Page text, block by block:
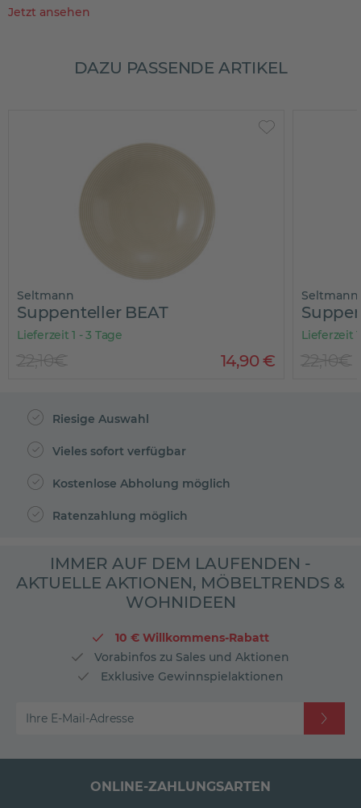
Jetzt ansehen
DAZU PASSENDE ARTIKEL
Seltmann
Suppenteller BEAT
Lieferzeit 1 - 3 Tage
14,90€
22,10€
Seltmann
Lieferzeit
22,10€
Riesige Auswahl
Vieles sofort verfügbar
Kostenlose Abholung möglich
Ratenzahlung möglich
IMMER AUF DEM LAUFENDEN -
AKTUELLE AKTIONEN, MÖBELTRENDS &
WOHNIDEEN
10 € Willkommens-Rabatt
Vorabinfos zu Sales und Aktionen
Exklusive Gewinnspielaktionen
Ihre E-Mail-Adresse
ONLINE-ZAHLUNGSARTEN